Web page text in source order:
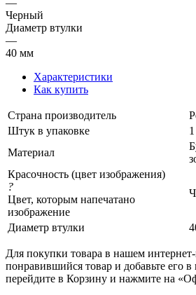
Черный
Диаметр втулки
—
40 мм
Характеристики
Как купить
Страна производитель
Штук в упаковке
Материал
Красочность (цвет изображения)
?
Цвет, которым напечатано
изображение
Диаметр втулки
Для покупки товара в нашем
понравившийся товар и добавьте его в
перейдите в Корзину и нажмите на